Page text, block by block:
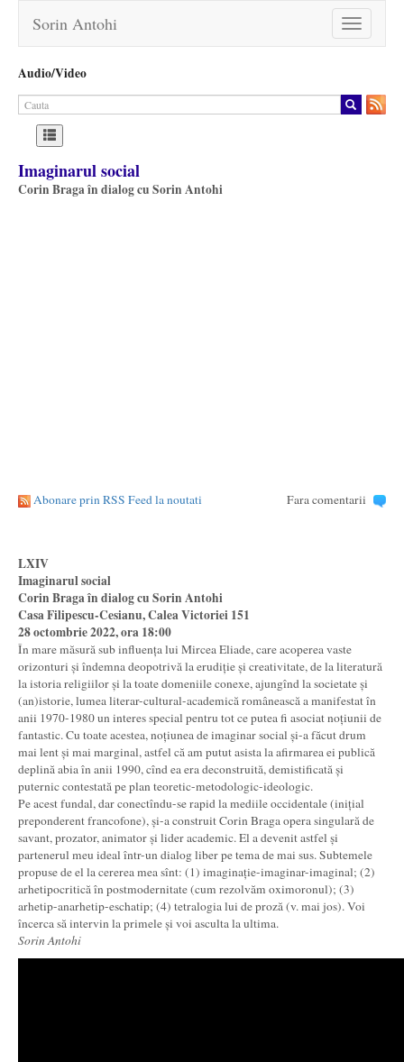
Toggle
navigation
Sorin Antohi
Audio/Video
Imaginarul social
Corin Braga în dialog cu Sorin Antohi
Abonare prin RSS Feed la noutati Fara comentarii
LXIV
Imaginarul social
Corin Braga în dialog cu Sorin Antohi
Casa Filipescu-Cesianu, Calea Victoriei 151
28 octombrie 2022, ora 18:00
În mare măsură sub influența lui Mircea Eliade, care acoperea vaste
orizonturi și îndemna deopotrivă la erudiție și creativitate, de la literatură
la istoria religiilor și la toate domeniile conexe, ajungînd la societate și
(an)istorie, lumea literar-cultural-academică românească a manifestat în
anii 1970-1980 un interes special pentru tot ce putea fi asociat noțiunii de
fantastic. Cu toate acestea, noțiunea de imaginar social și-a făcut drum
mai lent și mai marginal, astfel că am putut asista la afirmarea ei publică
deplină abia în anii 1990, cînd ea era deconstruită, demistificată și
puternic contestată pe plan teoretic-metodologic-ideologic.
Pe acest fundal, dar conectîndu-se rapid la mediile occidentale (inițial
preponderent francofone), și-a construit Corin Braga opera singulară de
savant, prozator, animator și lider academic. El a devenit astfel și
partenerul meu ideal într-un dialog liber pe tema de mai sus. Subtemele
propuse de el la cererea mea sînt: (1) imaginație-imaginar-imaginal; (2)
arhetipocritică în postmodernitate (cum rezolvăm oximoronul); (3)
arhetip-anarhetip-eschatip; (4) tetralogia lui de proză (v. mai jos). Voi
încerca să intervin la primele și voi asculta la ultima.
Sorin Antohi